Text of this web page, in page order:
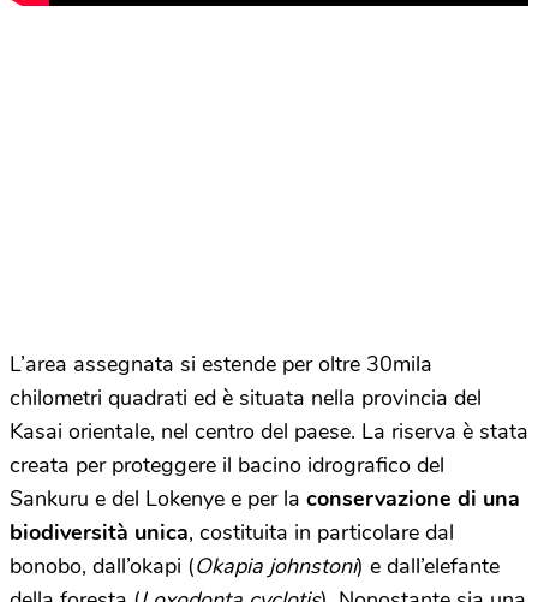
L’area assegnata si estende per oltre 30mila
chilometri quadrati ed è situata nella provincia del
Kasai orientale, nel centro del paese. La riserva è stata
creata per proteggere il bacino idrografico del
Sankuru e del Lokenye e per la conservazione di una
biodiversità unica, costituita in particolare dal
bonobo, dall’okapi (Okapia johnstoni) e dall’elefante